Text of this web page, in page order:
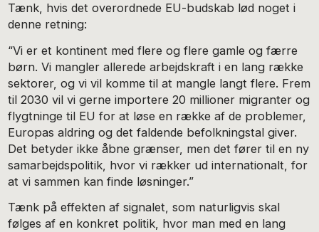
Tænk, hvis det overordnede EU-budskab lød noget i
denne retning:
“Vi er et kontinent med flere og flere gamle og færre
børn. Vi mangler allerede arbejdskraft i en lang række
sektorer, og vi vil komme til at mangle langt flere. Frem
til 2030 vil vi gerne importere 20 millioner migranter og
flygtninge til EU for at løse en række af de problemer,
Europas aldring og det faldende befolkningstal giver.
Det betyder ikke åbne grænser, men det fører til en ny
samarbejdspolitik, hvor vi rækker ud internationalt, for
at vi sammen kan finde løsninger.”
Tænk på effekten af signalet, som naturligvis skal
følges af en konkret politik, hvor man med en lang